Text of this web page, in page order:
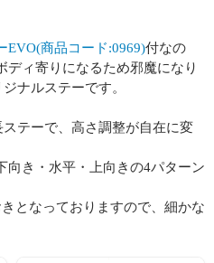
EVO(商品コード:0969)付なの
ディ寄りになるため邪魔になり
ナルステーです。
テーで、高さ調整が自在に変
向き・水平・上向きの4パターン
となっておりますので、細かな